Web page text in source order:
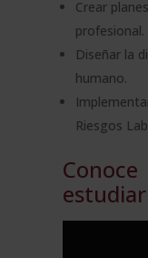
Crear
profesional.
Diseñar la
humano.
Riesgos